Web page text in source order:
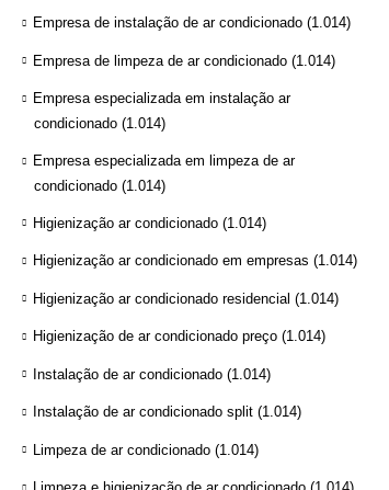
Empresa de instalação de ar condicionado (1.014)
Empresa de limpeza de ar condicionado (1.014)
Empresa especializada em instalação ar
condicionado (1.014)
Empresa especializada em limpeza de ar
condicionado (1.014)
Higienização ar condicionado (1.014)
Higienização ar condicionado em empresas (1.014)
Higienização ar condicionado residencial (1.014)
Higienização de ar condicionado preço (1.014)
Instalação de ar condicionado (1.014)
Instalação de ar condicionado split (1.014)
Limpeza de ar condicionado (1.014)